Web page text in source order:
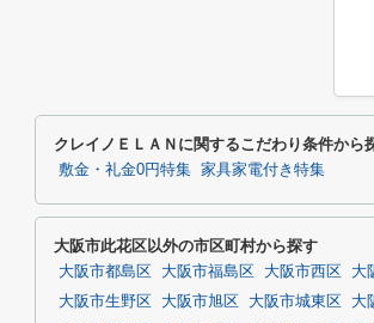
クレイノＥＬＡＮに関するこだわり条件から
敷金・礼金0円特集 家具家電付き特集
大阪市此花区以外の市区町村から探す
大阪市都島区 大阪市福島区 大阪市西区 大
大阪市生野区
大阪市旭区 大阪市城東区 大